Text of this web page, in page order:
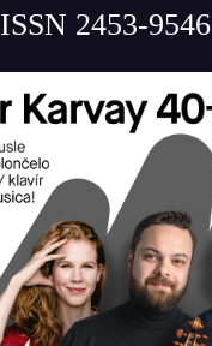
ISSN 2453-9546